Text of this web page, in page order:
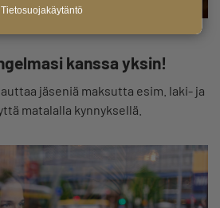
kanssa yksin!
jäseniä maksutta esim. laki- ja
matalalla kynnyksellä.
Tietosuojakäytäntö